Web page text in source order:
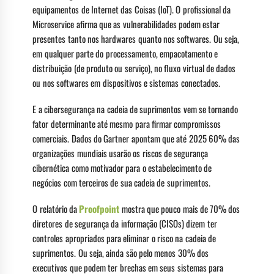
equipamentos de Internet das Coisas (IoT). O profissional da
Microservice afirma que as vulnerabilidades podem estar
presentes tanto nos hardwares quanto nos softwares. Ou seja,
em qualquer parte do processamento, empacotamento e
distribuição (de produto ou serviço), no fluxo virtual de dados
ou nos softwares em dispositivos e sistemas conectados.
E a cibersegurança na cadeia de suprimentos vem se tornando
fator determinante até mesmo para firmar compromissos
comerciais. Dados do Gartner apontam que até 2025 60% das
organizações mundiais usarão os riscos de segurança
cibernética como motivador para o estabelecimento de
negócios com terceiros de sua cadeia de suprimentos.
O relatório daProofpointmostra que pouco mais de 70% dos
diretores de segurança da informação (CISOs) dizem ter
controles apropriados para eliminar o risco na cadeia de
suprimentos. Ou seja, ainda são pelo menos 30% dos
executivos que podem ter brechas em seus sistemas para